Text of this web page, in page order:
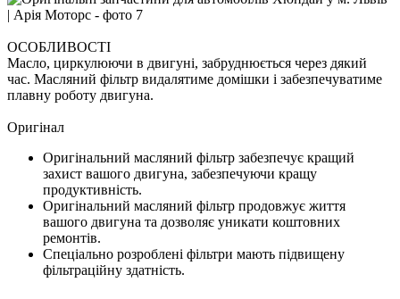
ОСОБЛИВОСТІ
Масло, циркулюючи в двигуні, забруднюється через дякий
час. Масляний фільтр видалятиме домішки і забезпечуватиме
плавну роботу двигуна.
Оригінал
Оригінальний масляний фільтр забезпечує кращий
захист вашого двигуна, забезпечуючи кращу
продуктивність.
Оригінальний масляний фільтр продовжує життя
вашого двигуна та дозволяє уникати коштовних
ремонтів.
Спеціально розроблені фільтри мають підвищену
фільтраційну здатність.